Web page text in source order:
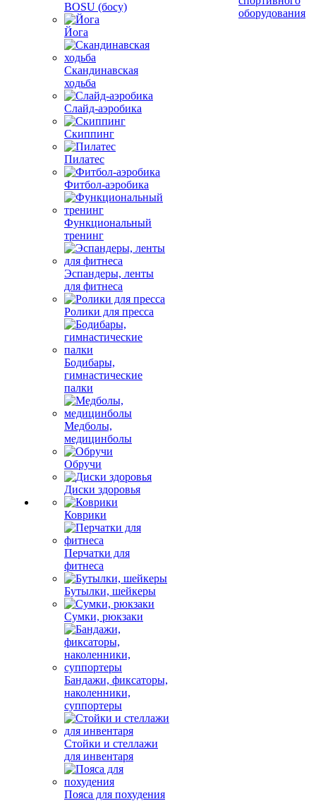
BOSU (босу)
Йога
Скандинавская
ходьба
Слайд-аэробика
Скиппинг
Пилатес
Фитбол-аэробика
Функциональный
тренинг
Эспандеры, ленты
для фитнеса
Ролики для пресса
Бодибары,
гимнастические
палки
Медболы,
медицинболы
Обручи
Диски здоровья
Коврики
Перчатки для
фитнеса
Бутылки, шейкеры
Сумки, рюкзаки
Бандажи, фиксаторы,
наколенники,
суппортеры
Стойки и стеллажи
для инвентаря
Пояса для похудения
оборудования